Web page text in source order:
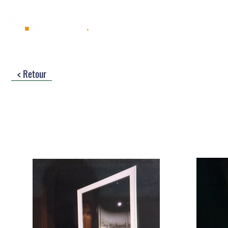
< Retour